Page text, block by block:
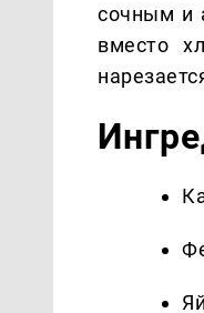
сочным и
вместо